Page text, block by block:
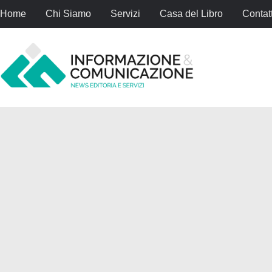
Home Chi Siamo Servizi Casa del Libro